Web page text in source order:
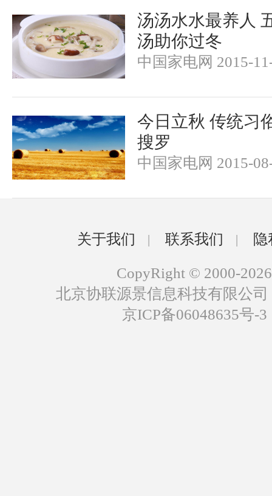
汤汤水水最养人
汤助你过冬
中国家电网 2015-
今日立秋 传统习
搜罗
中国家电网 2015-
关于我们 | 联系我们 |
CopyRight © 2000-2026
北京协联源景信息科技有限公
京ICP备06048635号-3